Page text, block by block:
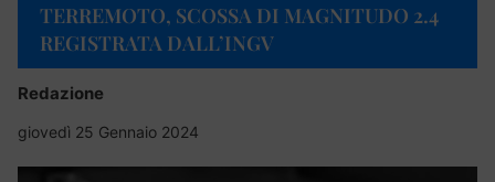
TERREMOTO, SCOSSA DI MAGNITUDO 2.4
REGISTRATA DALL’INGV
Redazione
giovedì 25 Gennaio 2024